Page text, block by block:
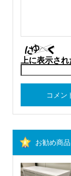
上に表示され
お勧め商品